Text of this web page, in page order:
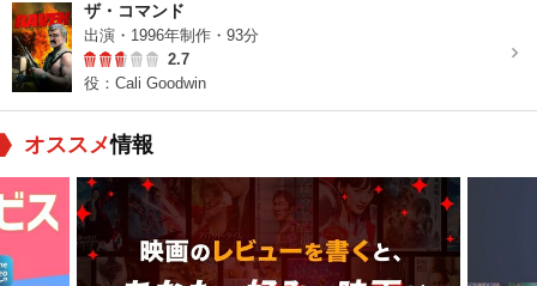
ザ・コマンド
出演・1996年制作・93分
2.7
役：Cali Goodwin
オススメ情報